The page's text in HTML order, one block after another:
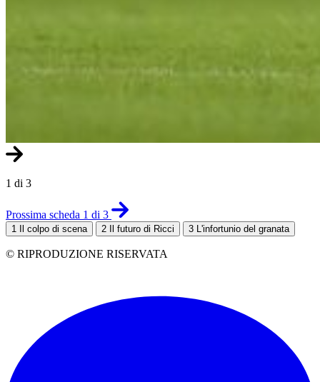
1 di 3
Prossima scheda 1 di 3
1 Il colpo di scena 2 Il futuro di Ricci 3 L'infortunio del granata
© RIPRODUZIONE RISERVATA